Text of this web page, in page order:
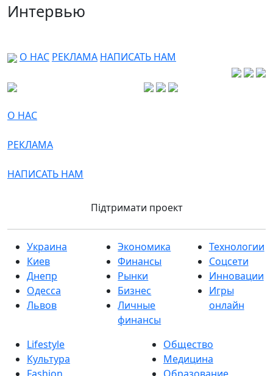
Интервью
О НАС РЕКЛАМА НАПИСАТЬ НАМ
О НАС
РЕКЛАМА
НАПИСАТЬ НАМ
Підтримати проект
Украина
Киев
Днепр
Одесса
Львов
Экономика
Финансы
Рынки
Бизнес
Личные
финансы
Технологии
Соцсети
Инновации
Игры
онлайн
Lifestyle
Культура
Общество
Медицина